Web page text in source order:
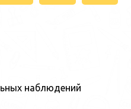
наблюдений